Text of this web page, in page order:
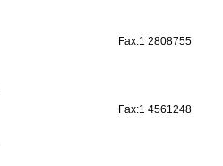
Fax:1 2808755
Fax:1 4561248